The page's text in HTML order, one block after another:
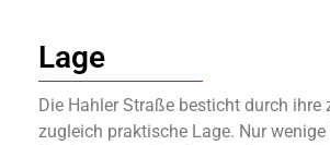
Lage
Die Hahler Straße besticht durch ihre
zugleich praktische Lage. Nur